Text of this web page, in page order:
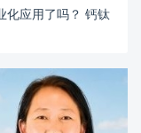
化应用了吗？ 钙钛